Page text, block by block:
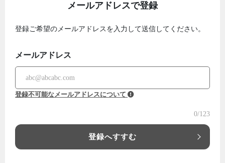
メールアドレスで登録
登録ご希望のメールアドレスを入力して送信してください。
メールアドレス
登録不可能なメールアドレスについて
0/123
登録へすすむ